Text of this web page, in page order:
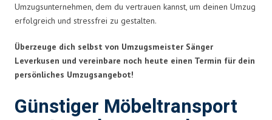
Umzugsunternehmen, dem du vertrauen kannst, um deinen Umzug
erfolgreich und stressfrei zu gestalten.
Überzeuge dich selbst von Umzugsmeister Sänger
Leverkusen und vereinbare noch heute einen Termin für dein
persönliches Umzugsangebot!
Günstiger Möbeltransport